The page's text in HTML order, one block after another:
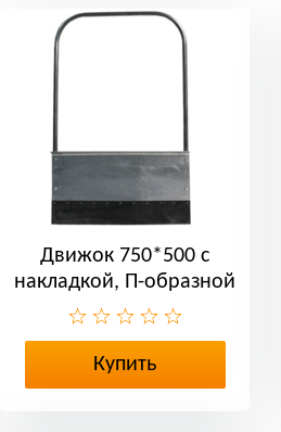
Движок 750*500 с
накладкой, П-образной
ручкой
Купить